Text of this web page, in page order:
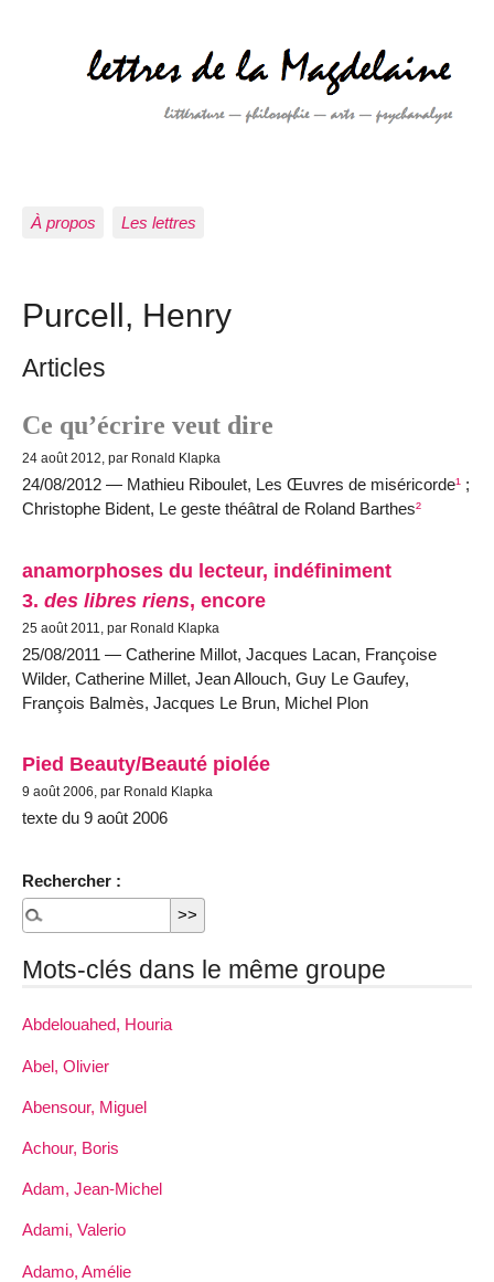
À propos Les lettres
Purcell, Henry
Articles
Ce qu’écrire veut dire
24 août 2012, par Ronald Klapka
24/08/2012 — Mathieu Riboulet, Les Œuvres de miséricorde¹ ;
Christophe Bident, Le geste théâtral de Roland Barthes²
anamorphoses du lecteur, indéfiniment
3. des libres riens, encore
25 août 2011, par Ronald Klapka
25/08/2011 — Catherine Millot, Jacques Lacan, Françoise
Wilder, Catherine Millet, Jean Allouch, Guy Le Gaufey,
François Balmès, Jacques Le Brun, Michel Plon
Pied Beauty/Beauté piolée
9 août 2006, par Ronald Klapka
texte du 9 août 2006
Rechercher :
Mots-clés dans le même groupe
Abdelouahed, Houria
Abel, Olivier
Abensour, Miguel
Achour, Boris
Adam, Jean-Michel
Adami, Valerio
Adamo, Amélie